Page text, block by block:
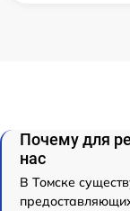
Почему для
нас
В Томске